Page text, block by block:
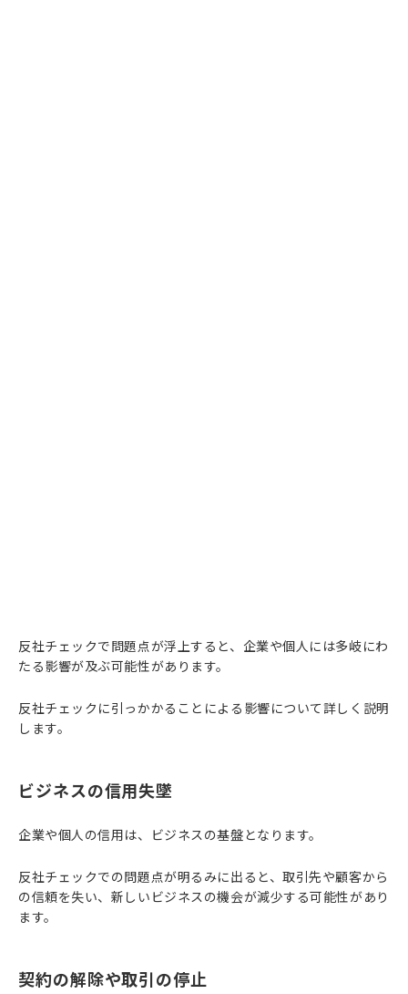
反社チェックで問題点が浮上すると、企業や個人には多岐にわ
たる影響が及ぶ可能性があります。
反社チェックに引っかかることによる影響について詳しく説明
します。
ビジネスの信用失墜
企業や個人の信用は、ビジネスの基盤となります。
反社チェックでの問題点が明るみに出ると、取引先や顧客から
の信頼を失い、新しいビジネスの機会が減少する可能性があり
ます。
契約の解除や取引の停止